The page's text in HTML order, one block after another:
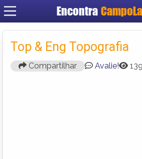
Encontra
Cadastrar
Fazer login
Criar conta
Top & Eng Topografia
Compartilhar Avalie! 139